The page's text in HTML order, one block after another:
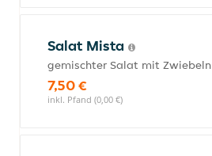
Salat Mista
gemischter Salat mit Zwiebeln
7,50 €
inkl. Pfand (0,00 €)